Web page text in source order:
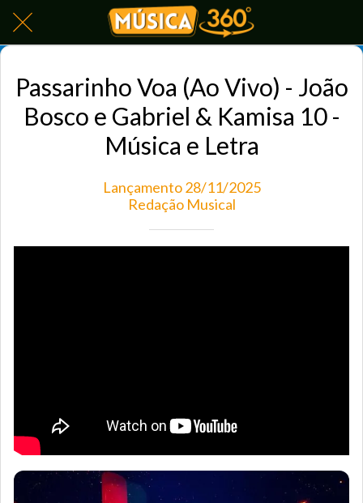
Passarinho Voa (Ao Vivo) - João
Bosco e Gabriel & Kamisa 10 -
Música e Letra
Lançamento 28/11/2025
Redação Musical